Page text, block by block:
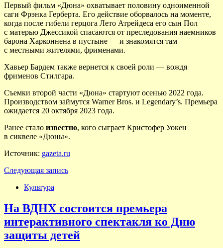
Первый фильм «Дюна» охватывает половину одноименной
саги Фрэнка Герберта. Его действие оборвалось на моменте,
когда после гибели герцога Лето Атрейдеса его сын Пол
с матерью Джессикой спасаются от преследования наемников
барона Харконнена в пустыне — и знакомятся там
с местными жителями, фрименами.
Хавьер Бардем также вернется к своей роли — вождя
фрименов Стилгара.
Съемки второй части «Дюна» стартуют осенью 2022 года.
Производством займутся Warner Bros. и Legendary’s. Премьера
ожидается 20 октября 2023 года.
Ранее стало известно, кого сыграет Кристофер Уокен
в сиквеле «Дюны».
Источник: gazeta.ru
Следующая запись
Культура
На ВДНХ состоится премьера
интерактивного спектакля ко Дню
защиты детей